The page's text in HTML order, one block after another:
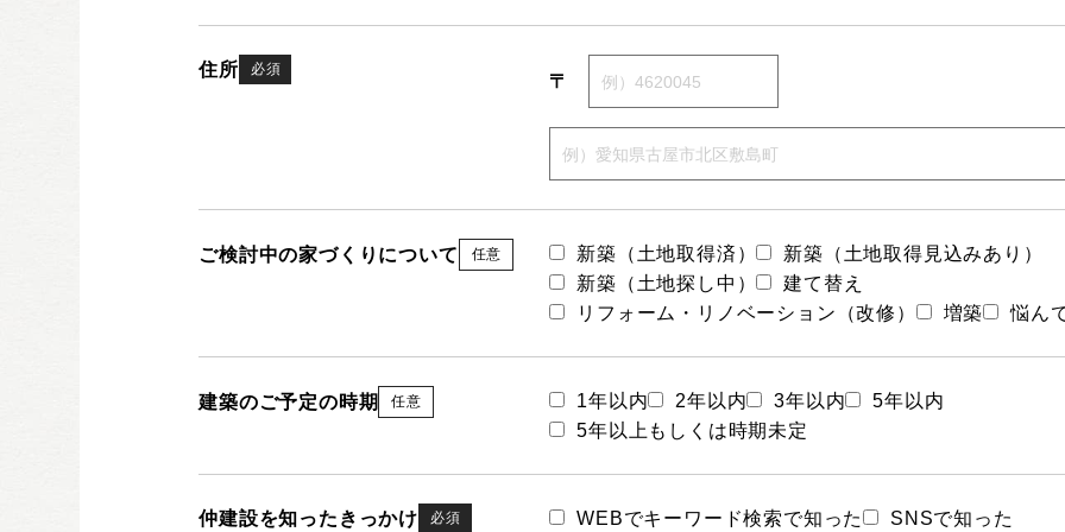
住所 必須
〒
ご検討中の家づくりについて 任意 新築（土地取得済）
新築（土地取得見込みあり）
新築（土地探し中）
建て替え
リフォーム・リノベーション（改修）
増築 悩ん
建築のご予定の時期 任意 1年以内 2年以内 3年以内
5年以内
5年以上もしくは時期未定
仲建設を知ったきっかけ 必須 WEBでキーワード検索で知った SNSで知った